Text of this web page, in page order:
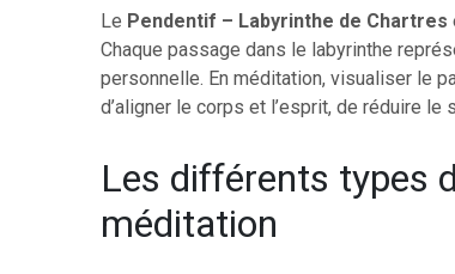
Le Pendentif – Labyrinthe de Chartres
Chaque passage dans le labyrinthe
personnelle. En méditation, visualiser le
d’aligner le corps et l’esprit, de réduire le
Les différents types
méditation